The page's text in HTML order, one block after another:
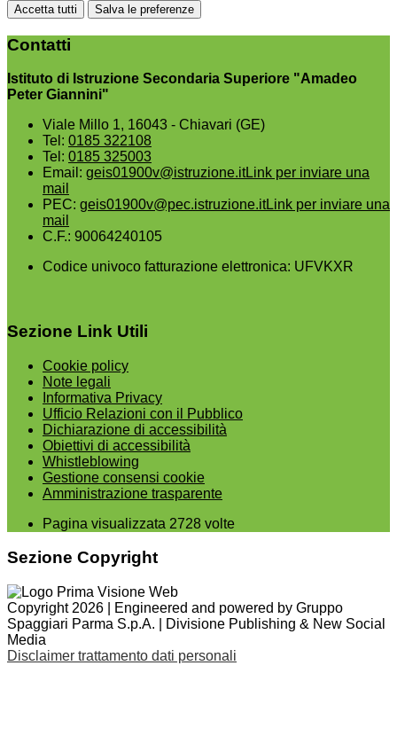
Accetta tutti Salva le preferenze
Contatti
Istituto di Istruzione Secondaria Superiore "Amadeo
Peter Giannini"
Viale Millo 1, 16043 - Chiavari (GE)
Tel: 0185 322108
Tel: 0185 325003
Email: geis01900v@istruzione.itLink per inviare una
mail
PEC: geis01900v@pec.istruzione.itLink per inviare una
mail
C.F.: 90064240105
Codice univoco fatturazione elettronica: UFVKXR
Sezione Link Utili
Cookie policy
Note legali
Informativa Privacy
Ufficio Relazioni con il Pubblico
Dichiarazione di accessibilità
Obiettivi di accessibilità
Whistleblowing
Gestione consensi cookie
Amministrazione trasparente
Pagina visualizzata 2728 volte
Sezione Copyright
Copyright 2026 | Engineered and powered by Gruppo
Spaggiari Parma S.p.A. | Divisione Publishing & New Social
Media
Disclaimer trattamento dati personali